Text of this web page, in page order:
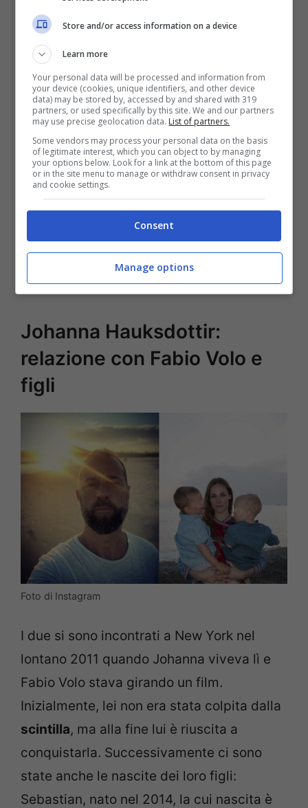
frequentarne i corsi. Si è, in seguito,
laureata come
all’Istituto di Nutrizione Integrativa.
Nel maggio del 2019, con la Mondadori, è
uscito anche il suo libroSplendere, in cui
affronta il tema di come vivere al meglio,
trasmettendo tutto ciò che ha imparato,
dalla tradizione nordica alle sue
conoscenze sul Pilates e la salute. Il suo
Instagram è uno splendido bigliettino da
visita
Johanna Hauksdottir:
relazione con Fabio Volo e
figli
Foto di Instagram
I due si sono incontrati a New York nel
lontano 2011 quando Johanna viveva lì e
Fabio Volo stava girando un film.
Inizialmente, lei non era stata colpita dalla
scintilla, ma alla fine lui è riuscita a
conquistarla. Successivamente ci sono
state anche le nascite dei loro figli:
Sebastian, nato nel 2014, la cui nascita è
Store and/or access information on a device
Learn more
Your personal data will be processed and information from
your device (cookies, unique identifiers, and other device
data) may be stored by, accessed by and shared with 319
partners, or used specifically by this site. We and our partners
may use precise geolocation data. List of partners.
Some vendors may process your personal data on the basis
of legitimate interest, which you can object to by managing
your options below. Look for a link at the bottom of this page
or in the site menu to manage or withdraw consent in privacy
and cookie settings.
Consent
Manage options